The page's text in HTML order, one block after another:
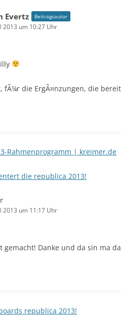
Evertz Beitragsautor
2013 um 10:27 Uhr
fÃ¼r die ErgÃ¤nzungen, die
Rahmenprogramm | kreimer.de
die republica 2013!
2013 um 11:17 Uhr
gemacht! Danke und da sin ma
republica 2013!